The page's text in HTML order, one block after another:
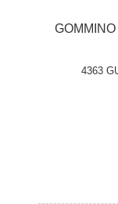
4363